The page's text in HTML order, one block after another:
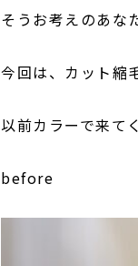
そうお考えのあな
今回は、カット縮
以前カラーで来て
before